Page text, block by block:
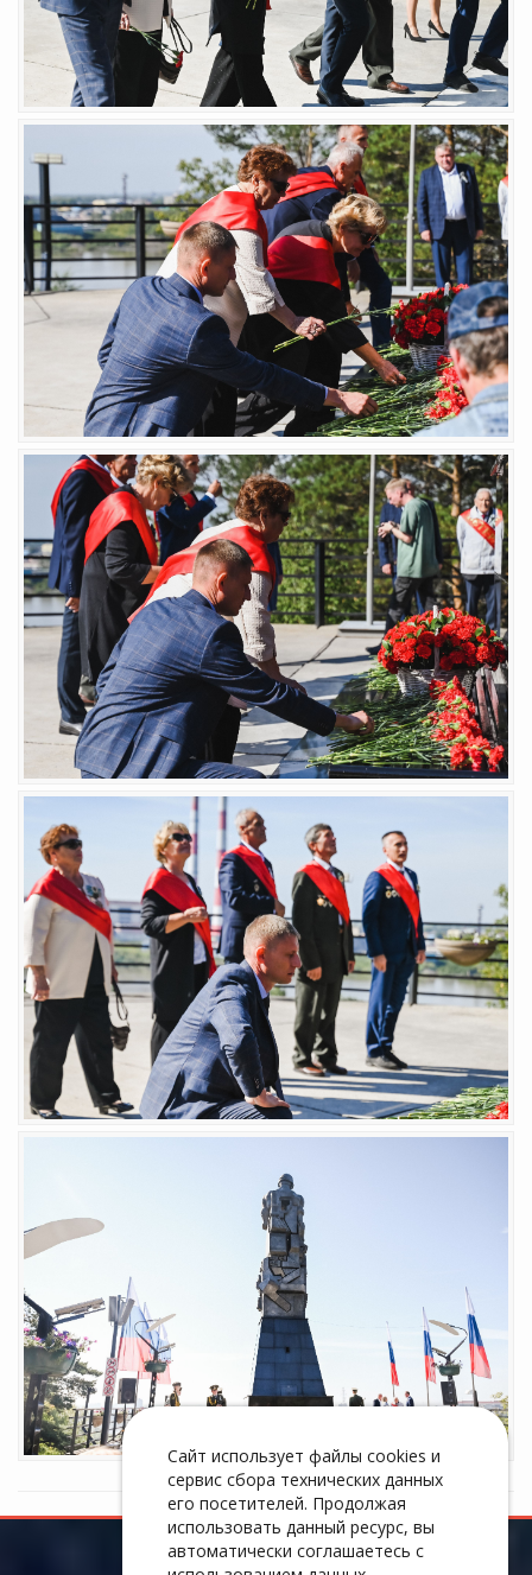
Сайт использует файлы cookies и
сервис сбора технических данных
его посетителей. Продолжая
использовать данный ресурс, вы
автоматически соглашаетесь с